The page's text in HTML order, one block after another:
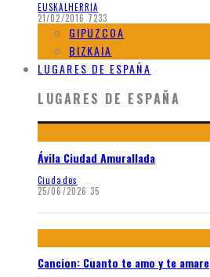
EUSKALHERRIA
21/02/2016 7233
GIPUZCOA
BIZKAIA
LUGARES DE ESPAÑA
LUGARES DE ESPAÑA
Ávila Ciudad Amurallada
Ciudades
25/06/2026 35
Cancion: Cuanto te amo y te amare